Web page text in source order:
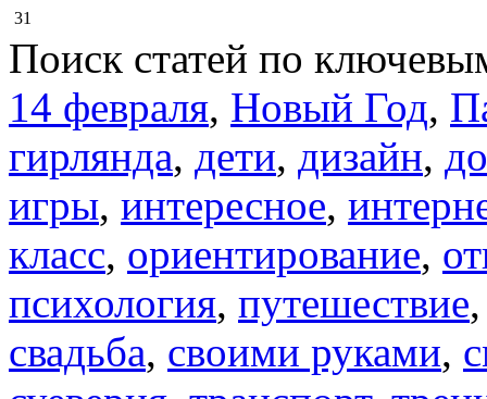
31
Поиск статей по
14 февраля, Новый Год,
гирлянда, дети, дизайн,
игры, интересное,
класс, ориентирование,
психология, путешествие
свадьба, своими руками,